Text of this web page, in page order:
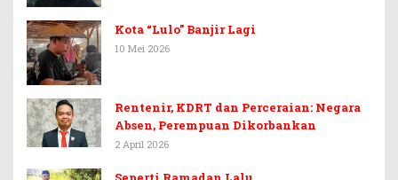
Kota “Lulo” Banjir Lagi
10 Mei 2026
Rentenir, KDRT dan Perceraian: Negara
Absen, Perempuan Dikorbankan
2 April 2026